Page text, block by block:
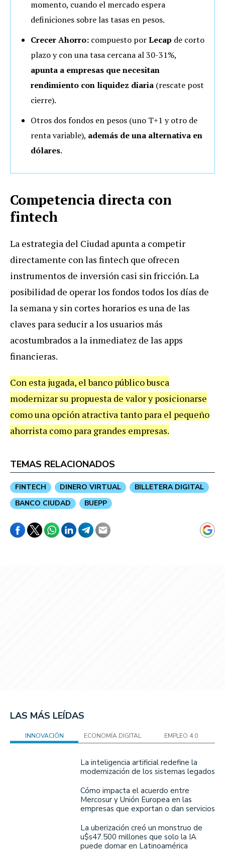
momento, cuando el mercado espera
definiciones sobre las tasas en pesos.
Crecer Ahorro: compuesto porLecap de corto
plazo y con una tasa cercana al 30-31%,
apunta a empresas que necesitan
rendimiento con liquidez diaria (rescate post
cierre).
Otros dos fondos en pesos (uno T+1 y otro de
renta variable), además de una alternativa en
dólares.
Competencia directa con
fintech
La estrategia del Ciudad apunta a competir
directamente con las fintech que ofrecen
instrumentos de inversión casi sin fricción. La
posibilidad de operar los fondos todos los días de
la semana y sin cortes horarios es una de las
claves para seducir a los usuarios más
acostumbrados a la inmediatez de las apps
financieras.
Con esta jugada, el banco público busca
modernizar su propuesta de valor y posicionarse
como una opción atractiva tanto para el pequeño
ahorrista como para grandes empresas.
TEMAS RELACIONADOS
FINTECH DINERO VIRTUAL
BILLETERA DIGITAL
BANCO CIUDAD
BUEPP
LAS MÁS LEÍDAS
INNOVACIÓN ECONOMÍA DIGITAL EMPLEO 4.0
La inteligencia artificial redefine la
modernización de los sistemas legados
Cómo impacta el acuerdo entre
Mercosur y Unión Europea en las
empresas que exportan o dan servicios
La uberización creó un monstruo de
u$s47.500 millones que solo la IA
puede domar en Latinoamérica